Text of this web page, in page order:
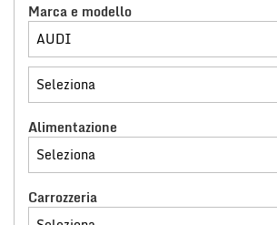
ASSISTENZA
NEWS
Marca e modello
Alimentazione
Carrozzeria
tue
preferenze
consenso
alle
tecnologie
di
tracciamento
che
adottiamo
per
offrire